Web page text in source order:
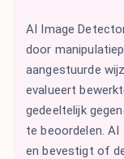
AI Image
door
aangestuurde
evalueert
gedeeltelijk
te beoordelen. AI
en bevestigt of